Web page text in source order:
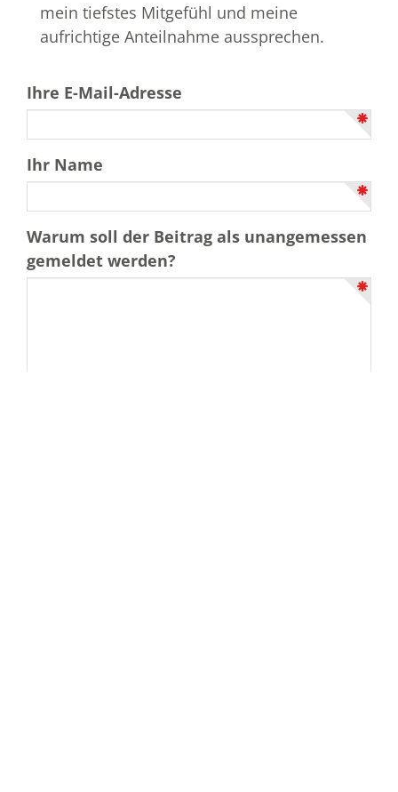
mein tiefstes Mitgefühl und meine
aufrichtige Anteilnahme aussprechen.
Ihre E-Mail-Adresse
Ihr Name
Warum soll der Beitrag als unangemessen
gemeldet werden?